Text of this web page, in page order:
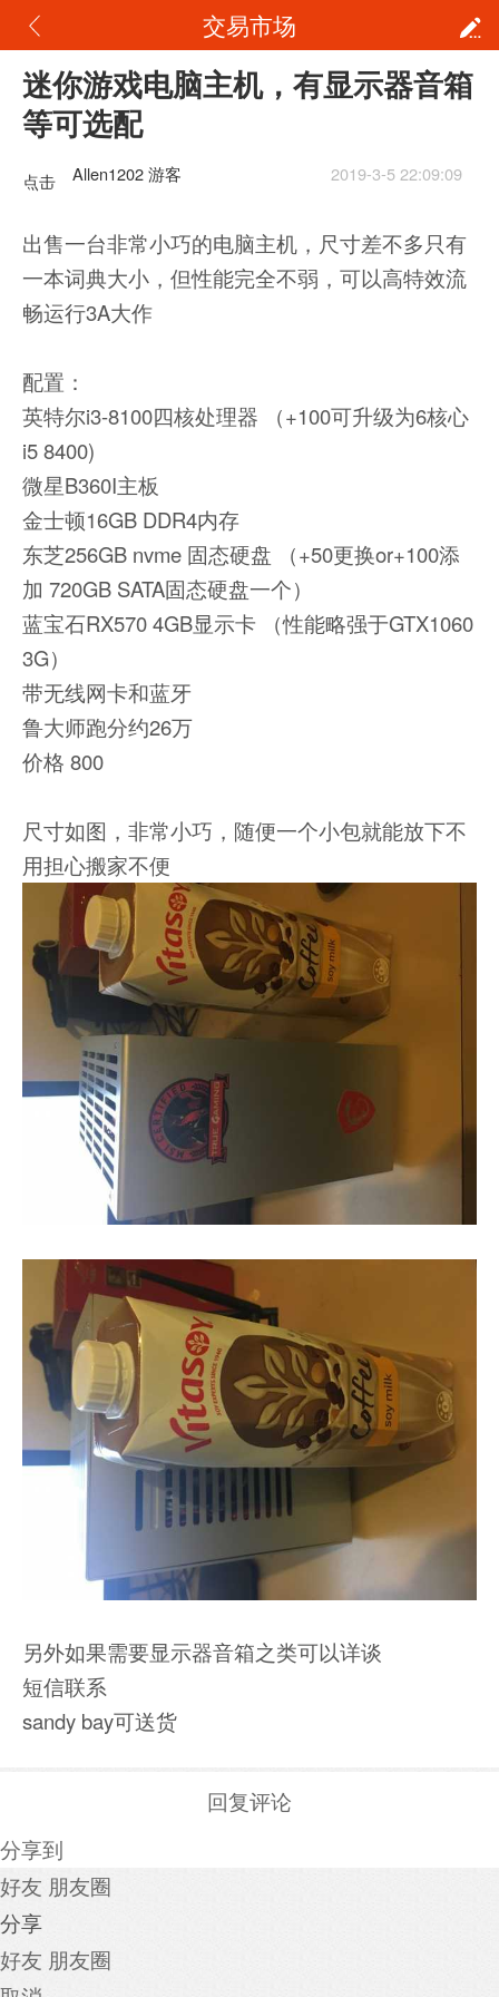
交易市场
迷你游戏电脑主机，有显示器音箱
等可选配
点击
加载
Allen1202 游客 2019-3-5 22:09:09
出售一台非常小巧的电脑主机，尺寸差不多只有
一本词典大小，但性能完全不弱，可以高特效流
畅运行3A大作
配置：
英特尔i3-8100四核处理器 （+100可升级为6核心
i5 8400)
微星B360I主板
金士顿16GB DDR4内存
东芝256GB nvme 固态硬盘 （+50更换or+100添
加 720GB SATA固态硬盘一个）
蓝宝石RX570 4GB显示卡 （性能略强于GTX1060
3G）
带无线网卡和蓝牙
鲁大师跑分约26万
价格 800
尺寸如图，非常小巧，随便一个小包就能放下不
用担心搬家不便
另外如果需要显示器音箱之类可以详谈
短信联系
sandy bay可送货
回复评论
分享到
好友 朋友圈
分享
好友 朋友圈